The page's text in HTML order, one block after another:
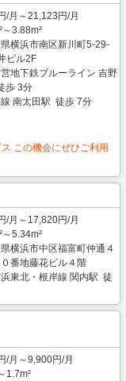
/月～21,123円/月
～3.88m²
横浜市南区新川町5-29-
ビル2F
地下鉄ブルーライン 吉野
歩 3分
南太田駅 徒歩 7分
この機会にぜひご利用
/月～17,820円/月
～5.34m²
横浜市中区福富町仲通４
番地藤花ビル４階
浜東北・根岸線 関内駅 徒
/月～9,900円/月
1.7m²